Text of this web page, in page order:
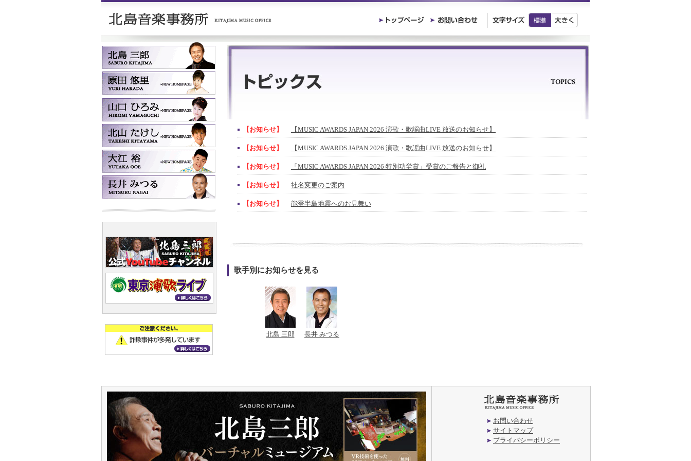
【お知らせ】 【MUSIC AWARDS JAPAN 2026 演歌・歌謡曲LIVE 放送のお知らせ】
【お知らせ】 【MUSIC AWARDS JAPAN 2026 演歌・歌謡曲LIVE 放送のお知らせ】
【お知らせ】 「MUSIC AWARDS JAPAN 2026 特別功労賞」受賞のご報告と御礼
【お知らせ】 社名変更のご案内
【お知らせ】 能登半島地震へのお見舞い
歌手別にお知らせを見る
北島 三郎 長井 みつる
お問い合わせ
サイトマップ
プライバシーポリシー